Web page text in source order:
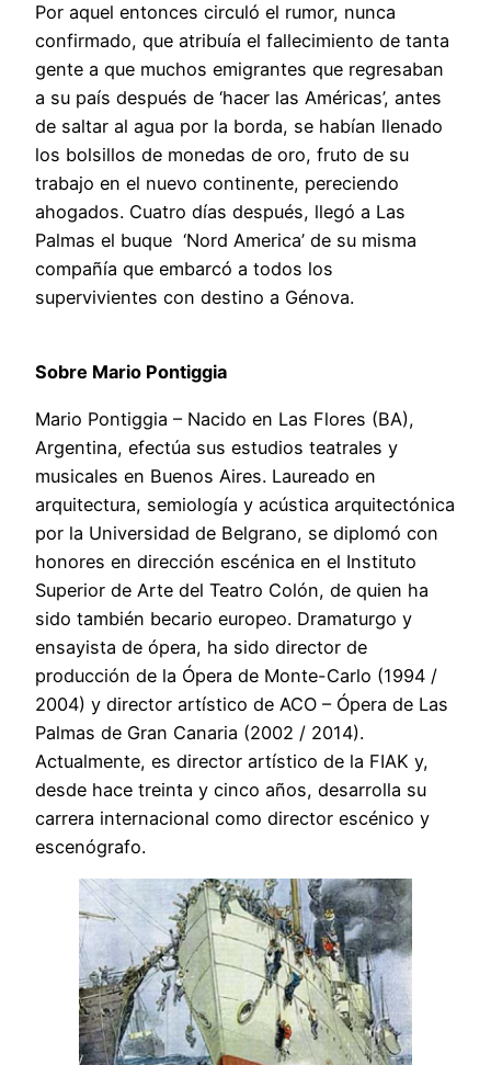
Por aquel entonces circuló el rumor, nunca
confirmado, que atribuía el fallecimiento de tanta
gente a que muchos emigrantes que regresaban
a su país después de ‘hacer las Américas’, antes
de saltar al agua por la borda, se habían llenado
los bolsillos de monedas de oro, fruto de su
trabajo en el nuevo continente, pereciendo
ahogados. Cuatro días después, llegó a Las
Palmas el buque ‘Nord America’ de su misma
compañía que embarcó a todos los
supervivientes con destino a Génova.
Sobre Mario Pontiggia
Mario Pontiggia – Nacido en Las Flores (BA),
Argentina, efectúa sus estudios teatrales y
musicales en Buenos Aires. Laureado en
arquitectura, semiología y acústica arquitectónica
por la Universidad de Belgrano, se diplomó con
honores en dirección escénica en el Instituto
Superior de Arte del Teatro Colón, de quien ha
sido también becario europeo. Dramaturgo y
ensayista de ópera, ha sido director de
producción de la Ópera de Monte-Carlo (1994 /
2004) y director artístico de ACO – Ópera de Las
Palmas de Gran Canaria (2002 / 2014).
Actualmente, es director artístico de la FIAK y,
desde hace treinta y cinco años, desarrolla su
carrera internacional como director escénico y
escenógrafo.